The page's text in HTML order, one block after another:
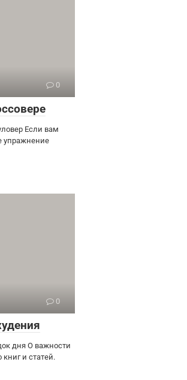
0
Если вам
упражнение
0
дня О важности
и статей.